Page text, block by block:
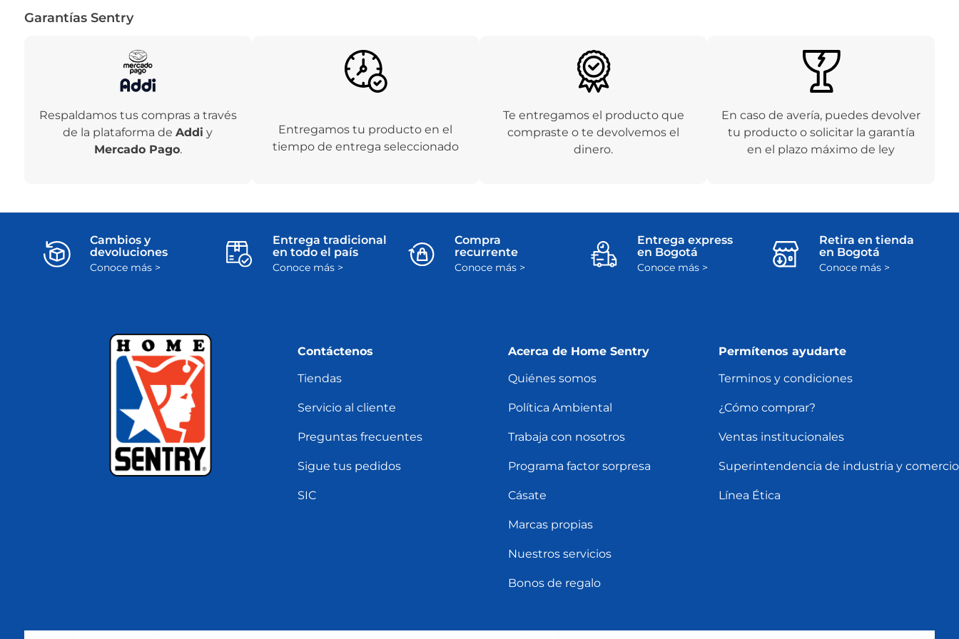
Garantías Sentry
Respaldamos tus compras a través
de la plataforma deAddi y
Mercado Pago.
Entregamos tu producto en el
tiempo de entrega seleccionado
Te entregamos el producto que
compraste o te devolvemos el
dinero.
En caso de avería, puedes devolver
tu producto o solicitar la garantía
en el plazo máximo de ley
Cambios y
devoluciones
Conoce más >
Entrega tradicional
en todo el país
Conoce más >
Compra
recurrente
Conoce más >
Entrega express
en Bogotá
Conoce más >
Retira en tienda
en Bogotá
Conoce más >
Contáctenos
Tiendas
Servicio al cliente
Preguntas frecuentes
Sigue tus pedidos
SIC
Acerca de Home Sentry
Quiénes somos
Política Ambiental
Trabaja con nosotros
Programa factor sorpresa
Cásate
Marcas propias
Nuestros servicios
Bonos de regalo
Permítenos ayudarte
Terminos y condiciones
¿Cómo comprar?
Ventas institucionales
Superintendencia de industria y comercio
Línea Ética